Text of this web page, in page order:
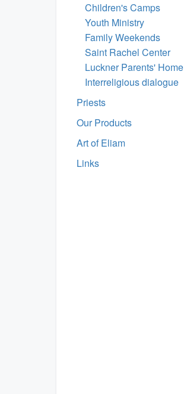
Children's Camps
Youth Ministry
Family Weekends
Saint Rachel Center
Luckner Parents' Home
Interreligious dialogue
Priests
Our Products
Art of Eliam
Links